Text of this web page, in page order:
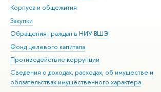
Корпуса и общежития
Закупки
Обращения граждан в НИУ ВШЭ
Фонд целевого капитала
Противодействие коррупции
Сведения о доходах, расходах, об имуществе и
обязательствах имущественного характера